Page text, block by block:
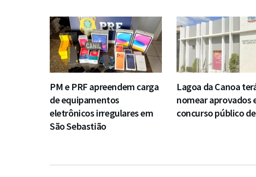
PM e PRF apreendem carga
de equipamentos
eletrônicos irregulares em
São Sebastião
Lagoa da Canoa
nomear aprovados
concurso público